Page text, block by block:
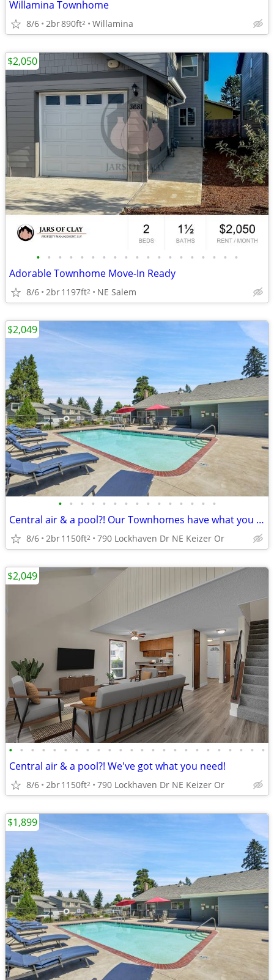
Willamina Townhome
8/6 2br890ft2 Willamina
• • • • • • • • • • • • • • • • • • •
Adorable Townhome Move-In Ready
8/6 2br1197ft2 NE Salem
$2,050
• • • • • • • • • • • • • • •
Central air & a pool?! Our Townhomes have what you need!
8/6 2br1150ft2 790 Lockhaven Dr NE Keizer Or
$2,049
• • • • • • • • • • • • • • • • • • • • • • • •
Central air & a pool?! We've got what you need!
8/6 2br1150ft2 790 Lockhaven Dr NE Keizer Or
$2,049
$1,899